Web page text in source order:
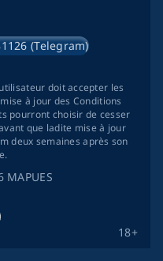
MAPUES
(Telegram)
18+
doit accepter les
à jour des Conditions
pourront choisir de cesser
que ladite mise à jour
deux semaines après son